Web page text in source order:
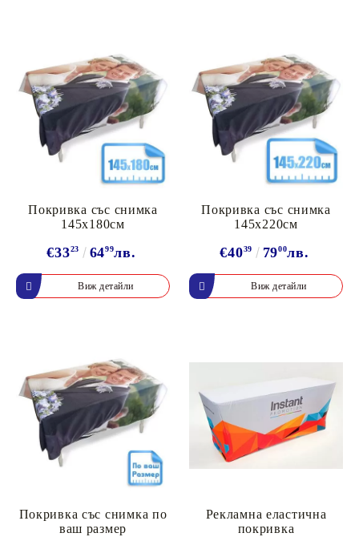
Покривка със снимка
145х180см
€3323 6499лв.
Виж детайли
Покривка със снимка
145х220см
€4039 7900лв.
Виж детайли
Покривка със снимка по
ваш размер
Рекламна еластична
покривка